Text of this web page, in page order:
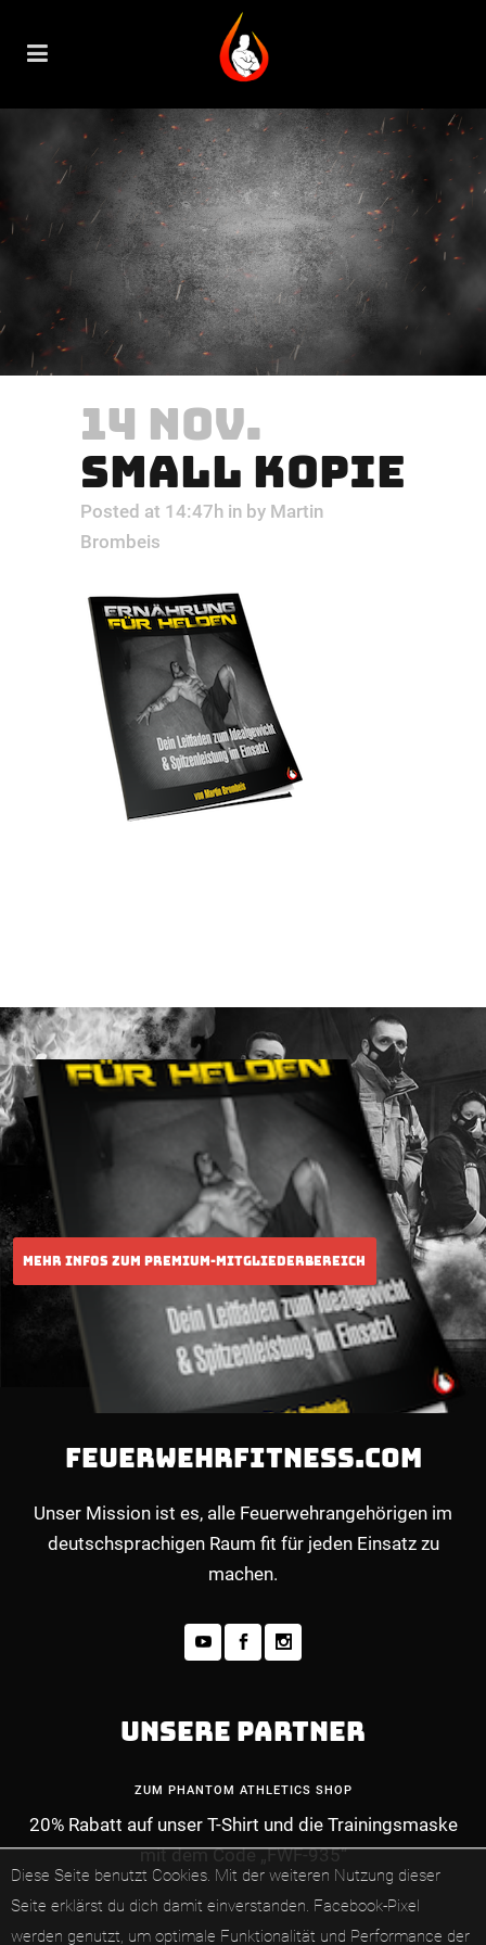
Diese Seite benutzt Cookies. Mit der weiteren Nutzung dieser
Seite erklärst du dich damit einverstanden. Facebook-Pixel
werden genutzt, um optimale Funktionalität und Performance der
14 NOV.
SMALL KOPIE
Posted at 14:47h in by Martin
Brombeis
MEHR INFOS ZUM PREMIUM-
FEUERWEHRFITNESS.COM
Unser Mission ist es, alle Feuerwehrangehörigen im
deutschsprachigen Raum fit für jeden Einsatz zu
machen.
UNSERE PARTNER
ZUM PHANTOM ATHLETICS SHOP
20% Rabatt auf unser T-Shirt und die Trainingsmaske
mit dem Code „FWF-935“